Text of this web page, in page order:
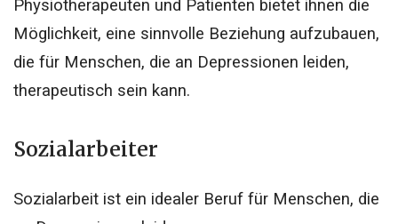
Physiotherapeuten und Patienten bietet ihnen die
Möglichkeit, eine sinnvolle Beziehung aufzubauen,
die für Menschen, die an Depressionen leiden,
therapeutisch sein kann.
Sozialarbeiter
Sozialarbeit ist ein idealer Beruf für Menschen, die